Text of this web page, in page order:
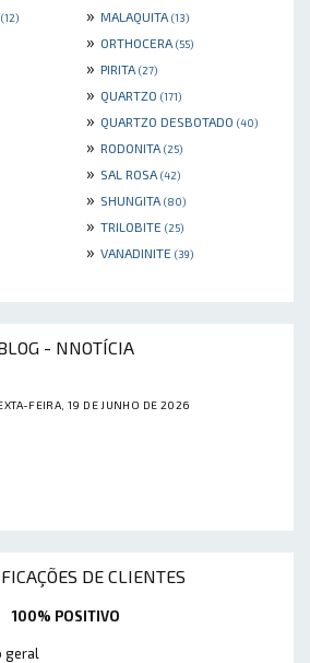
(12) » MALAQUITA (13)
» ORTHOCERA (55)
» PIRITA (27)
» QUARTZO (171)
» QUARTZO DESBOTADO (40)
» RODONITA (25)
» SAL ROSA (42)
» SHUNGITA (80)
» TRILOBITE (25)
» VANADINITE (39)
- NNOTÍCIA
FEIRA, 19 DE JUNHO DE 2026
DE CLIENTES
100% POSITIVO
geral